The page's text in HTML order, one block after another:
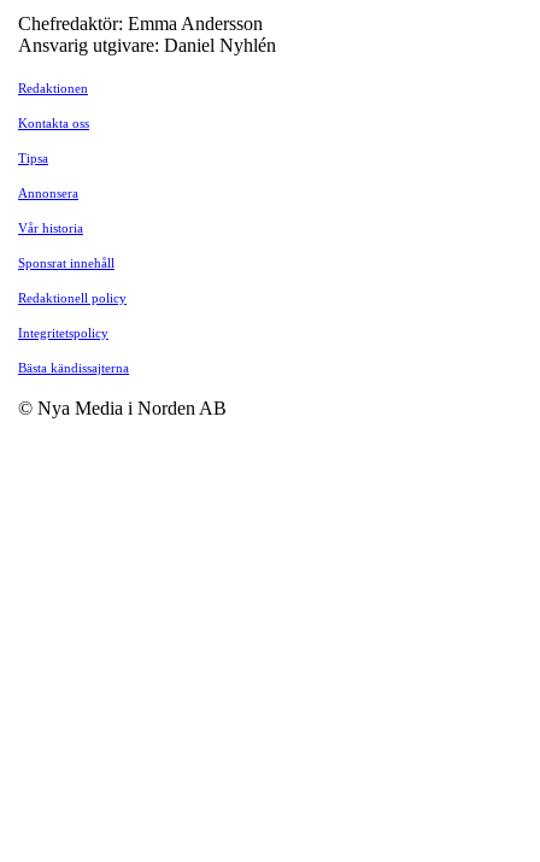
Chefredaktör: Emma Andersson
Ansvarig utgivare: Daniel Nyhlén
Redaktionen
Kontakta oss
Tipsa
Annonsera
Vår historia
Sponsrat innehåll
Redaktionell policy
Integritetspolicy
Bästa kändissajterna
© Nya Media i Norden AB